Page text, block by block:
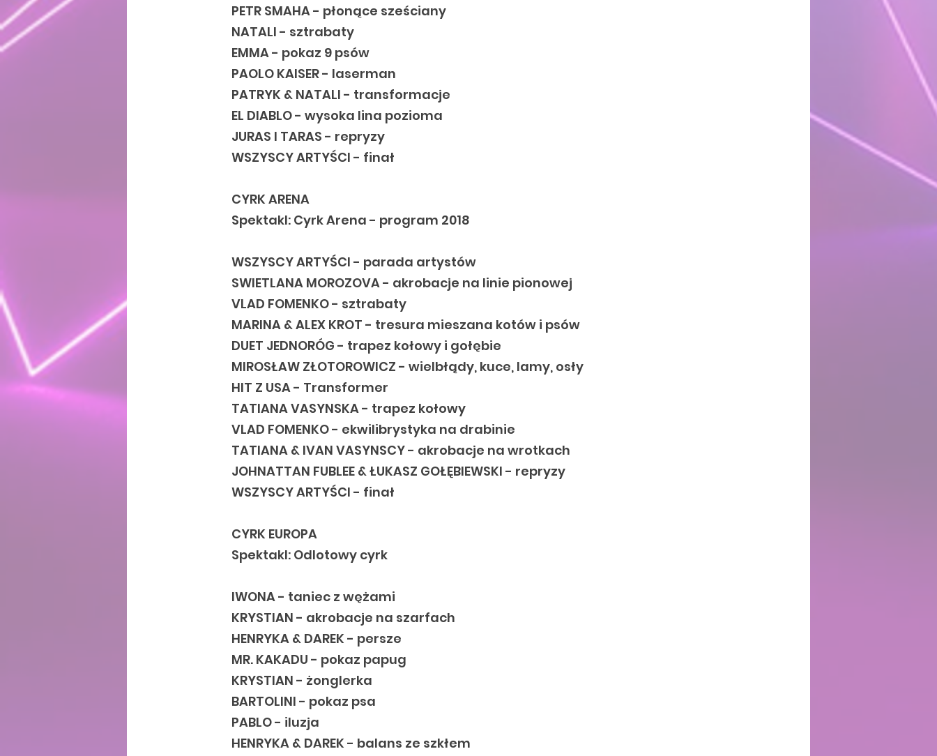
PETR SMAHA - płonące sześciany
NATALI - sztrabaty
EMMA - pokaz 9 psów
PAOLO KAISER - laserman
PATRYK & NATALI - transformacje
EL DIABLO - wysoka lina pozioma
JURAS I TARAS - repryzy
WSZYSCY ARTYŚCI - finał
CYRK ARENA
Spektakl: Cyrk Arena - program 2018
WSZYSCY ARTYŚCI - parada artystów
SWIETLANA MOROZOVA - akrobacje na linie pionowej
VLAD FOMENKO - sztrabaty
MARINA & ALEX KROT - tresura mieszana kotów i psów
DUET JEDNORÓG - trapez kołowy i gołębie
MIROSŁAW ZŁOTOROWICZ - wielbłądy, kuce, lamy, osły
HIT Z USA - Transformer
TATIANA VASYNSKA - trapez kołowy
VLAD FOMENKO - ekwilibrystyka na drabinie
TATIANA & IVAN VASYNSCY - akrobacje na wrotkach
JOHNATTAN FUBLEE & ŁUKASZ GOŁĘBIEWSKI - repryzy
WSZYSCY ARTYŚCI - finał
CYRK EUROPA
Spektakl: Odlotowy cyrk
IWONA - taniec z wężami
KRYSTIAN - akrobacje na szarfach
HENRYKA & DAREK - persze
MR. KAKADU - pokaz papug
KRYSTIAN - żonglerka
BARTOLINI - pokaz psa
PABLO - iluzja
HENRYKA & DAREK - balans ze szkłem